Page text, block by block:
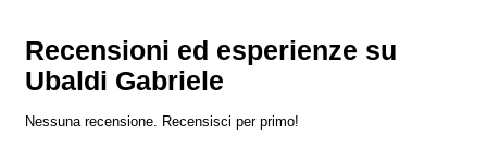
Recensioni ed esperienze su
Ubaldi Gabriele
Nessuna recensione. Recensisci per primo!